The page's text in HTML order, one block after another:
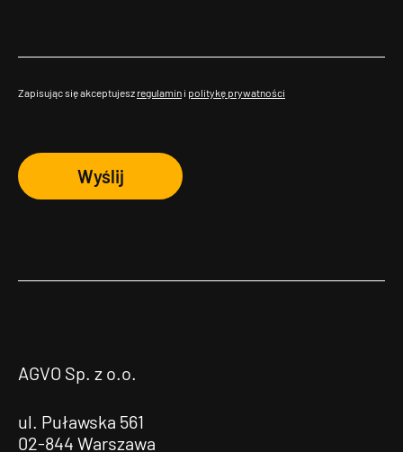
Zapisując się akceptujesz regulamin i politykę prywatności
Wyślij
AGVO Sp. z o.o.
ul. Puławska 561
02-844 Warszawa